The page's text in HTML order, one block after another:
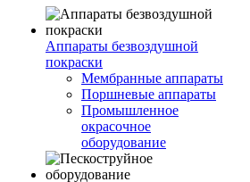
Аппараты безвоздушной
покраски
Мембранные аппараты
Поршневые аппараты
Промышленное
окрасочное
оборудование